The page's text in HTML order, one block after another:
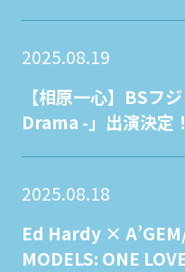
2025.08.19
【相原一心】BSフ
Drama -」出演決定！
2025.08.18
Ed Hardy ×
MODELS: ONE